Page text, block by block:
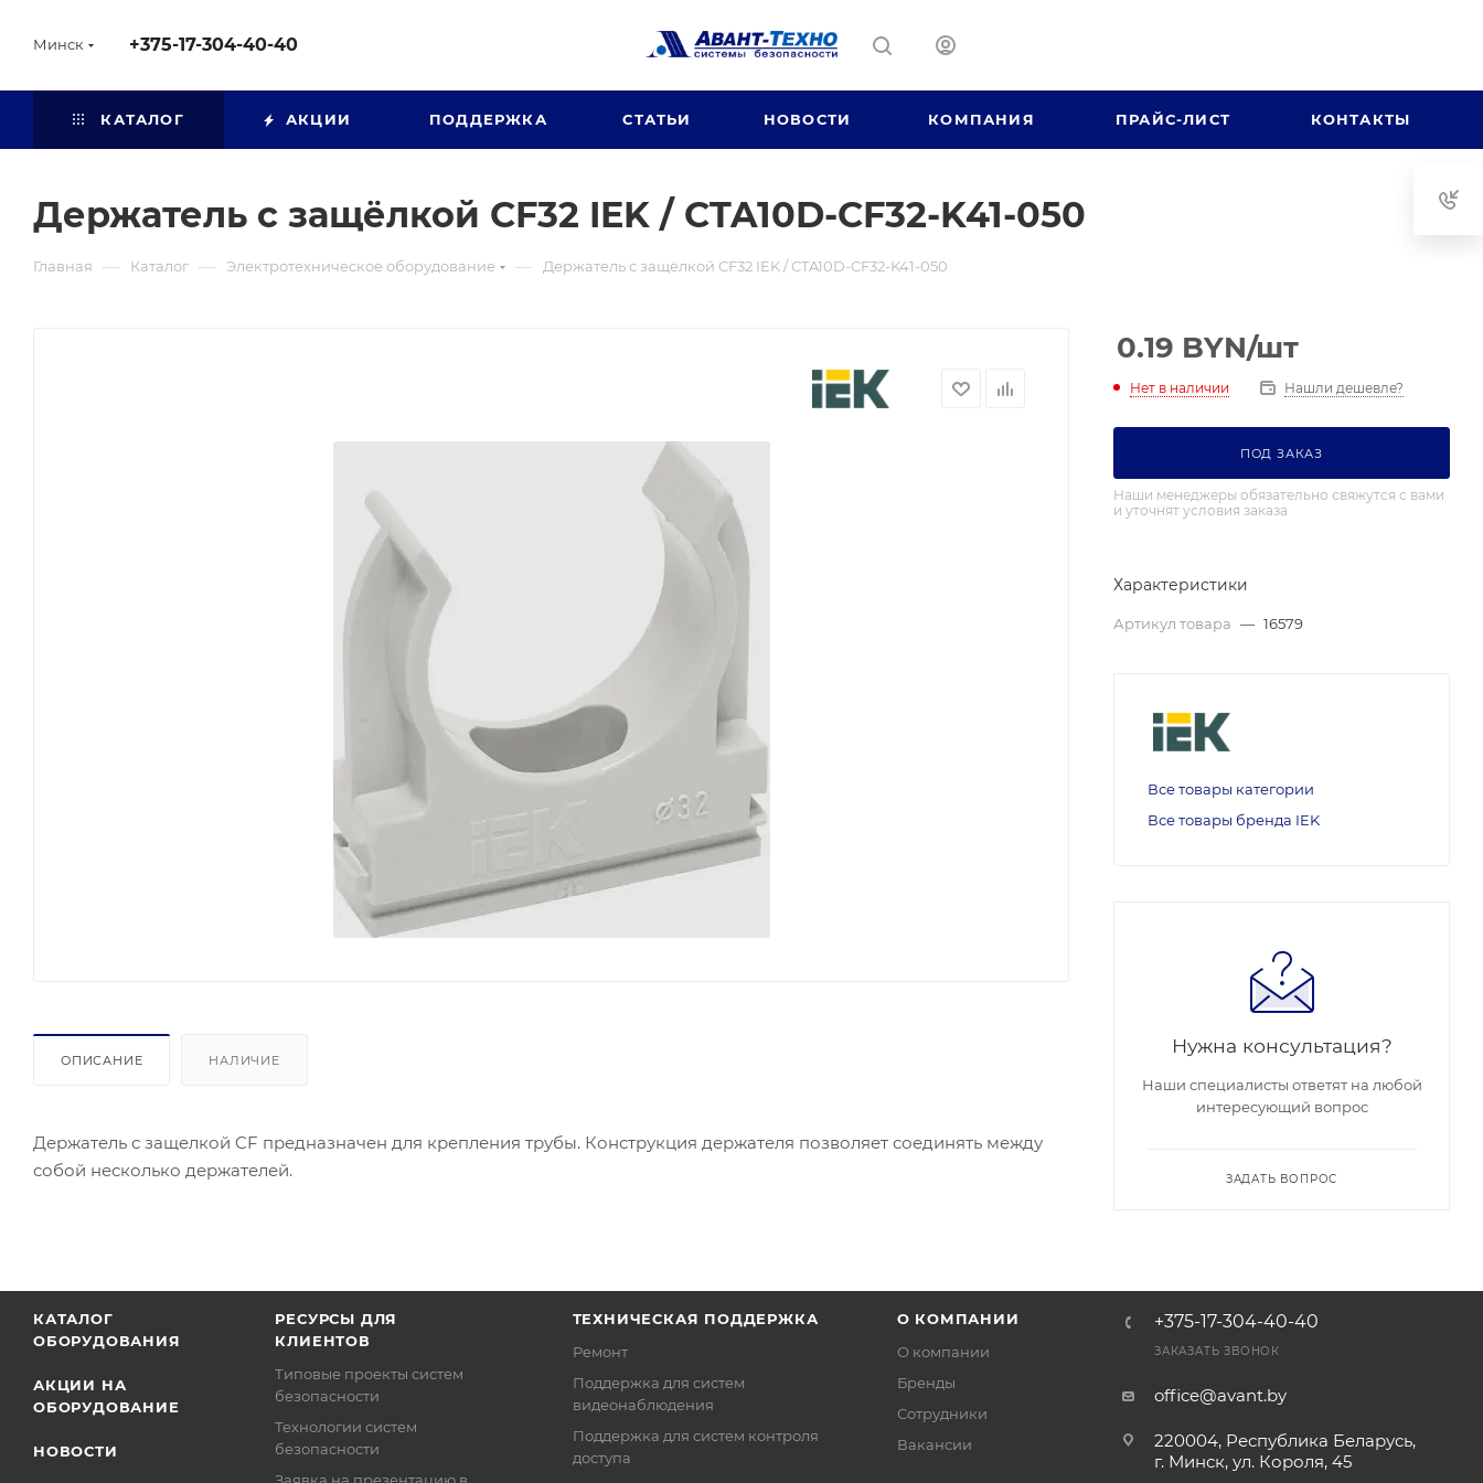
Минск +375-17-304-40-40
КАТАЛОГ АКЦИИ ПОДДЕРЖКА СТАТЬИ НОВОСТИ КОМПАНИЯ ПРАЙС-ЛИСТ КОНТАКТЫ
Держатель с защёлкой CF32 IEK / CTA10D-CF32-K41-050
Главная — Каталог — Электротехническое оборудование — Держатель с защёлкой CF32 IEK / CTA10D-CF32-K41-050
ОПИСАНИЕ НАЛИЧИЕ
Держатель с защелкой CF предназначен для крепления трубы. Конструкция держателя позволяет соединять между
собой несколько держателей.
0.19 BYN/шт
Нет в наличии Нашли дешевле?
ПОД ЗАКАЗ
Наши менеджеры обязательно свяжутся с вами
и уточнят условия заказа
Характеристики
Артикул товара — 16579
Все товары категории
Все товары бренда IEK
Нужна консультация?
Наши специалисты ответят на любой
интересующий вопрос
ЗАДАТЬ ВОПРОС
КАТАЛОГ
ОБОРУДОВАНИЯ
АКЦИИ НА
ОБОРУДОВАНИЕ
НОВОСТИ
РЕСУРСЫ ДЛЯ
КЛИЕНТОВ
Типовые проекты систем
безопасности
Технологии систем
безопасности
ТЕХНИЧЕСКАЯ ПОДДЕРЖКА
Ремонт
Поддержка для систем
видеонаблюдения
Поддержка для систем контроля
доступа
О КОМПАНИИ
О компании
Бренды
Сотрудники
Вакансии
+375-17-304-40-40
ЗАКАЗАТЬ ЗВОНОК
office@avant.by
220004, Республика Беларусь,
г. Минск, ул. Короля, 45